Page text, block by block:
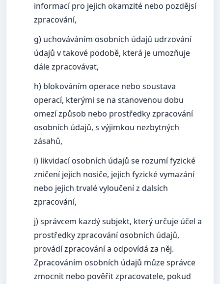
informací pro jejich okamzité nebo pozdějsí
zpracování,
g) uchováváním osobních údajů udrzování
údajů v takové podobě, která je umozňuje
dále zpracovávat,
h) blokováním operace nebo soustava
operací, kterými se na stanovenou dobu
omezí způsob nebo prostředky zpracování
osobních údajů, s výjimkou nezbytných
zásahů,
i) likvidací osobních údajů se rozumí fyzické
zničení jejich nosiče, jejich fyzické vymazání
nebo jejich trvalé vyloučení z dalsích
zpracování,
j) správcem kazdý subjekt, který určuje účel a
prostředky zpracování osobních údajů,
provádí zpracování a odpovídá za něj.
Zpracováním osobních údajů můze správce
zmocnit nebo pověřit zpracovatele, pokud